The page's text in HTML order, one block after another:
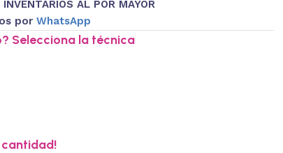
INVENTARIOS AL POR MAYOR
por WhatsApp
Selecciona la técnica